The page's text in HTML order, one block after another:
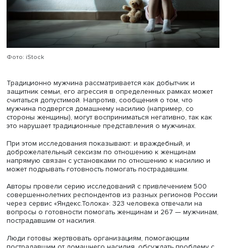
Готовность помогать часто исследуется в рамках
и аффективных моделей помощи. Их объединение
подразумевает, что индивидуум воспринимает
несправедливую, испытывает гнев, близко
проблемы уязвимых групп и затем оценивает
предубеждений к группе, нуждающейся в помощи.
Исследование показало, что модели не универсальны
разных групп: отношение к пострадавшим от насилия
мужчинам и женщинам различается. Предубеждения и
когниции (оценки серьезности проблемы) могут влиять
готовность участвовать в помощи пострадавшим.